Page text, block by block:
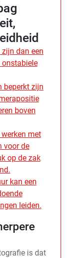
dan een
beperkt zijn
boven
met
voor de
op de zak
kan een
leiden.
is dat